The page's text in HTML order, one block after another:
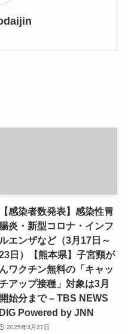
【感染者数発表】感染性胃
腸炎・新型コロナ・インフ
ルエンザなど（3月17日～
日）【熊本県】子宮頸が
んワクチン無料の「キャッ
アップ接種」対象は3月
開始分まで – TBS NEWS
DIG Powered by JNN
2025年3月27日